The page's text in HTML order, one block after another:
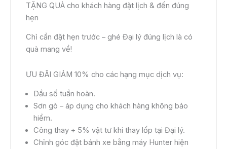
TẶNG QUÀ cho khách hàng đặt lịch & đến đúng
hẹn
Chỉ cần đặt hẹn trước – ghé Đại lý đúng lịch là có
quà mang về!
ƯU ĐÃI GIẢM 10% cho các hạng mục dịch vụ:
Dầu số tuần hoàn.
Sơn gò – áp dụng cho khách hàng không bảo
hiểm.
Công thay + 5% vật tư khi thay lốp tại Đại lý.
Chỉnh góc đặt bánh xe bằng máy Hunter hiện